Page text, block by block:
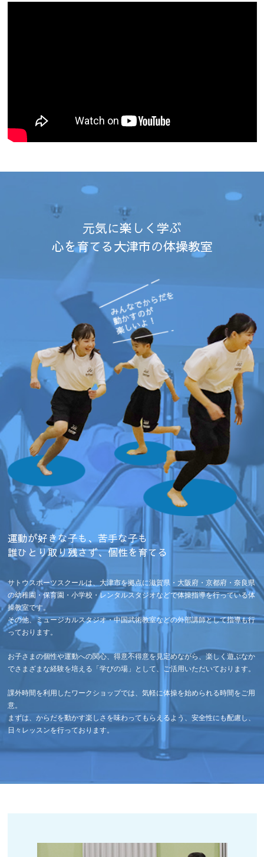
元気に楽しく学ぶ
心を育てる大津市の体操教室
運動が好きな子も、苦手な子も
誰ひとり取り残さず、個性を育てる
サトウスポーツスクールは、大津市を拠点に滋賀県・大阪府・京都府・奈良県
の幼稚園・保育園・小学校・レンタルスタジオなどで体操指導を行っている体
操教室です。
その他、ミュージカルスタジオ・中国武術教室などの外部講師として指導も行
っております。
お子さまの個性や運動への関心、得意不得意を見定めながら、楽しく遊ぶなか
でさまざまな経験を培える「学びの場」として、ご活用いただいております。
課外時間を利用したワークショップでは、気軽に体操を始められる時間をご用
意。
まずは、からだを動かす楽しさを味わってもらえるよう、安全性にも配慮し、
日々レッスンを行っております。